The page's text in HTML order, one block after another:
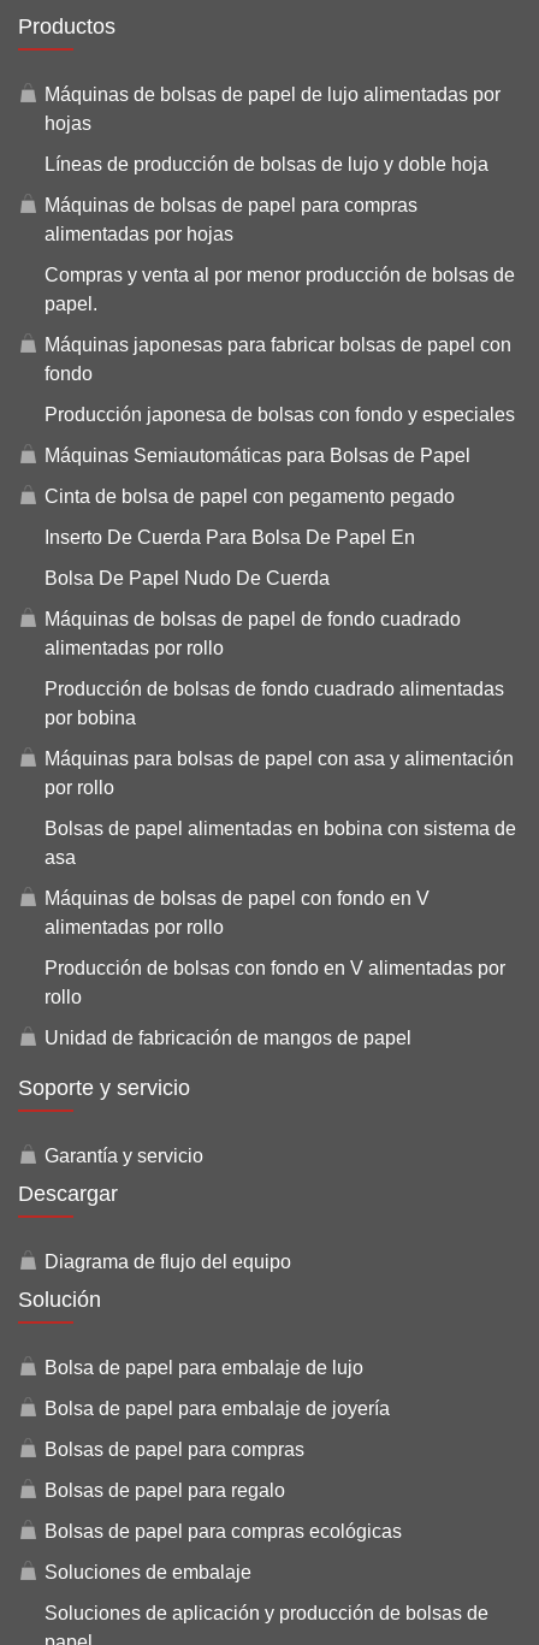
Productos
Máquinas de bolsas de papel de lujo alimentadas por
hojas
Líneas de producción de bolsas de lujo y doble hoja
Máquinas de bolsas de papel para compras
alimentadas por hojas
Compras y venta al por menor producción de bolsas de
papel.
Máquinas japonesas para fabricar bolsas de papel con
fondo
Producción japonesa de bolsas con fondo y especiales
Máquinas Semiautomáticas para Bolsas de Papel
Cinta de bolsa de papel con pegamento pegado
Inserto De Cuerda Para Bolsa De Papel En
Bolsa De Papel Nudo De Cuerda
Máquinas de bolsas de papel de fondo cuadrado
alimentadas por rollo
Producción de bolsas de fondo cuadrado alimentadas
por bobina
Máquinas para bolsas de papel con asa y alimentación
por rollo
Bolsas de papel alimentadas en bobina con sistema de
asa
Máquinas de bolsas de papel con fondo en V
alimentadas por rollo
Producción de bolsas con fondo en V alimentadas por
rollo
Unidad de fabricación de mangos de papel
Soporte y servicio
Garantía y servicio
Descargar
Diagrama de flujo del equipo
Solución
Bolsa de papel para embalaje de lujo
Bolsa de papel para embalaje de joyería
Bolsas de papel para compras
Bolsas de papel para regalo
Bolsas de papel para compras ecológicas
Soluciones de embalaje
Soluciones de aplicación y producción de bolsas de